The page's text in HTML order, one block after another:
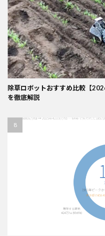
除草ロボットおすすめ比較【
を徹底解説